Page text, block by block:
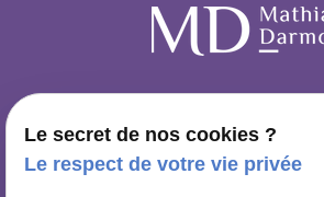
Le secret de nos cookies ?
Le respect de votre vie privée